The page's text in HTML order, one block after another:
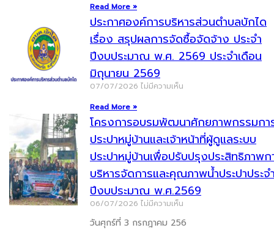
Read More »
ประกาศองค์การบริหารส่วนตำบลบักได
เรื่อง สรุปผลการจัดซื้อจัดจ้าง ประจำ
ปีงบประมาณ พ.ศ. 2569 ประจำเดือน
มิถุนายน 2569
07/07/2026 ไม่มีความเห็น
Read More »
โครงการอบรมพัฒนาศักยภาพกรรมกา
ประปาหมู่บ้านและเจ้าหน้าที่ผู้ดูแลระบบ
ประปาหมู่บ้านเพื่อปรับปรุงประสิทธิภาพก
บริหารจัดการและคุณภาพน้ำประปาประจ
ปีงบประมาณ พ.ศ.2569
06/07/2026 ไม่มีความเห็น
วันศุกร์ที่ 3 กรกฎาคม 256